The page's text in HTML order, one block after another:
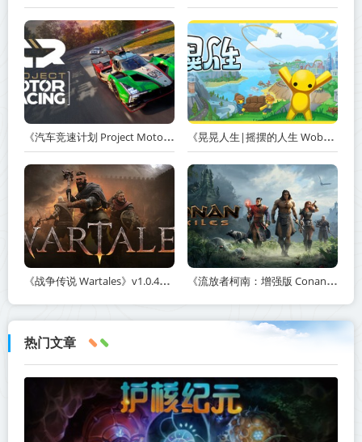
《汽车竞速计划 Project Motor Racing》v2.0.0.3-免安装中文版【单机+联机】丨中文版网盘下载 《晃晃人生|摇摆的人生 Wobbly Life》v1.0.0.3丨中文版网盘下载
《战争传说 Wartales》v1.0.46890-全DLC+送修改器免安装中文版【单机+联机】丨中文版网盘下载 《流放者柯南：增强版 Conan Exiles Enhanced》v363009-全DLC+免安装中文版【单机+联机】丨中文版网盘下载
热门文章